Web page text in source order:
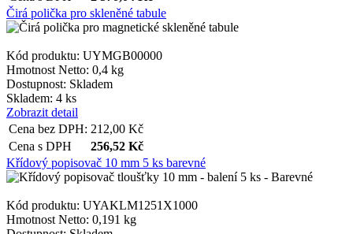
Čirá polička pro skleněné tabule
Kód produktu: UYMGB00000
Hmotnost Netto: 0,4 kg
Dostupnost: Skladem
Skladem: 4 ks
Zobrazit detail
Cena bez DPH: 212,00 Kč
Cena s DPH
256,52 Kč
Křídový popisovač 10 mm 5 ks barevné
Kód produktu: UYAKLM1251X1000
Hmotnost Netto: 0,191 kg